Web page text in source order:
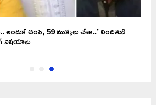
చంపి, 59 ముక్కలు చేశా..’ నిందితుడి
విషయాలు